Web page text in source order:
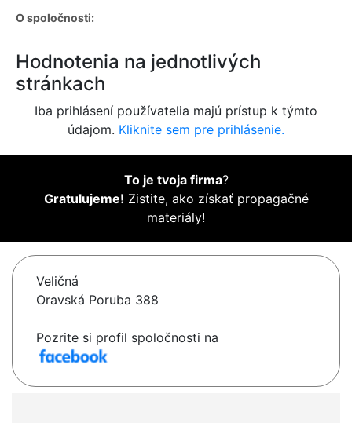
O spoločnosti:
Hodnotenia na jednotlivých
stránkach
Iba prihlásení používatelia majú prístup k týmto
údajom. Kliknite sem pre prihlásenie.
To je tvoja firma?
Gratulujeme! Zistite, ako získať propagačné
materiály!
Veličná
Oravská Poruba 388
Pozrite si profil spoločnosti na